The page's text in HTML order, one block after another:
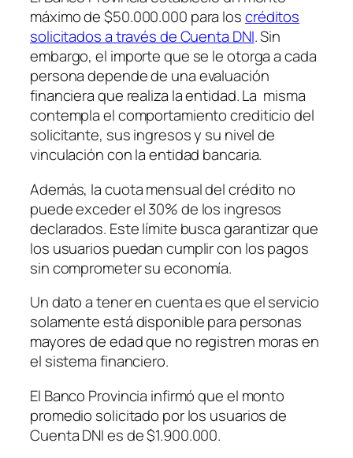
máximo de $50.000.000 para loscréditos
solicitados a través de Cuenta DNI. Sin
embargo, el importe que se le otorga a cada
persona depende de una evaluación
financiera que realiza la entidad. La misma
contempla el comportamiento crediticio del
solicitante, sus ingresos y su nivel de
vinculación con la entidad bancaria.
Además, la cuota mensual del crédito no
puede exceder el 30% de los ingresos
declarados. Este límite busca garantizar que
los usuarios puedan cumplir con los pagos
sin comprometer su economía.
Un dato a tener en cuenta es que el servicio
solamente está disponible para personas
mayores de edad que no registren moras en
el sistema financiero.
El Banco Provincia infirmó que el monto
promedio solicitado por los usuarios de
Cuenta DNI es de $1.900.000.